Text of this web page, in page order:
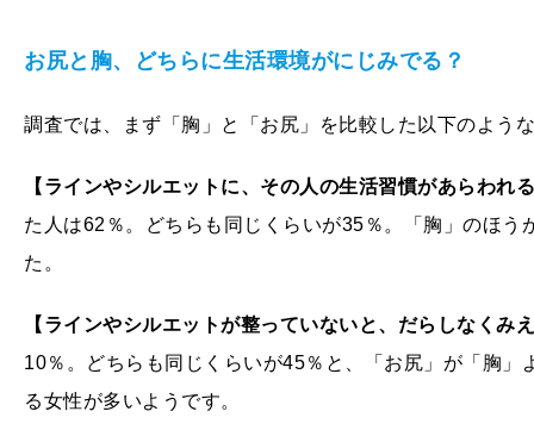
お尻と胸、どちらに生活環境がにじみでる？
調査では、まず「胸」と「お尻」を比較した以下のよう
【ラインやシルエットに、その人の生活習慣があらわれ
た人は62％。どちらも同じくらいが35％。「胸」のほ
た。
【ラインやシルエットが整っていないと、だらしなくみ
10％。どちらも同じくらいが45％と、「お尻」が「胸
る女性が多いようです。